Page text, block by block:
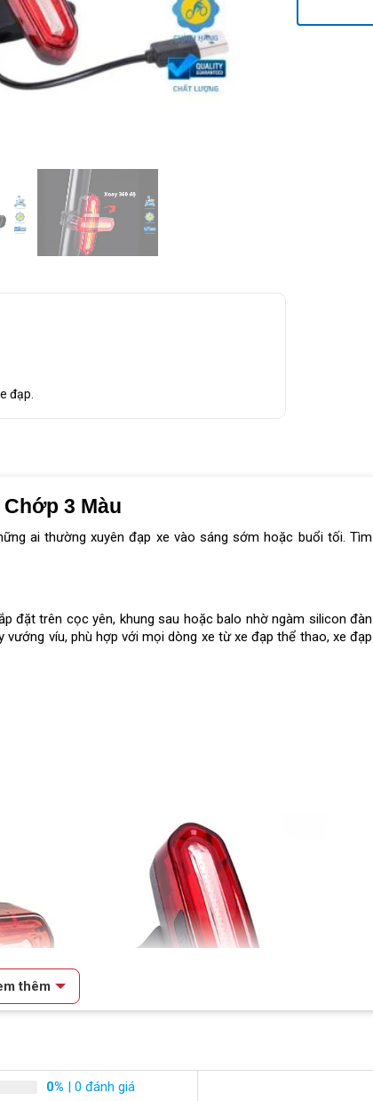
đạp.
3 Màu
ai thường xuyên đạp xe vào sáng sớm hoặc buổi tối. Tìm
đặt trên cọc yên, khung sau hoặc balo nhờ ngàm silicon đàn
víu, phù hợp với mọi dòng xe từ xe đạp thể thao, xe đạp
thêm
0% | 0 đánh giá